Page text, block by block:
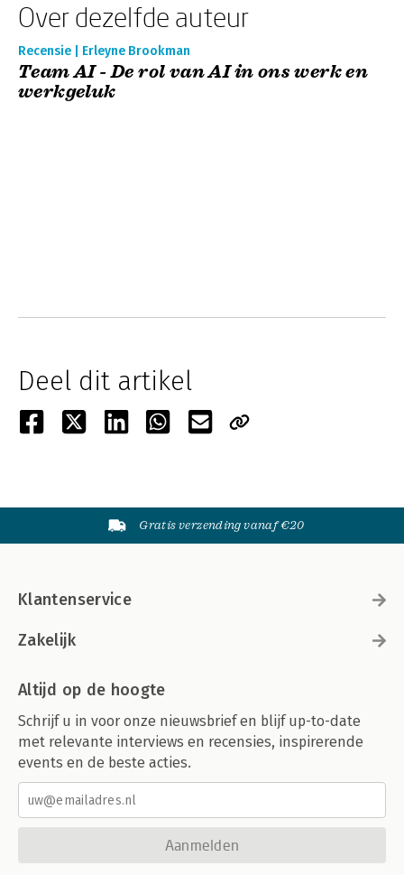
Over dezelfde auteur
Recensie | Erleyne Brookman
Team AI - De rol van AI in ons werk en
werkgeluk
Deel dit artikel
Gratis verzending vanaf €20
Klantenservice
Zakelijk
Altijd op de hoogte
Schrijf u in voor onze nieuwsbrief en blijf up-to-date
met relevante interviews en recensies, inspirerende
events en de beste acties.
Aanmelden